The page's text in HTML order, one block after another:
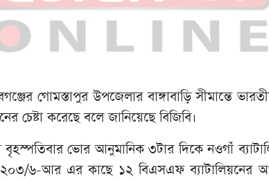
গোমস্তাপুর উপজেলার বাঙ্গাবাড়ি সীমান্তে
চেষ্টা করেছে বলে জানিয়েছে বিজিবি।
ভোর আনুমানিক ৩টার দিকে নওগাঁ
২০৩/৬-আর এর কাছে ১২ বিএসএফ ব্যাটালিয়নের